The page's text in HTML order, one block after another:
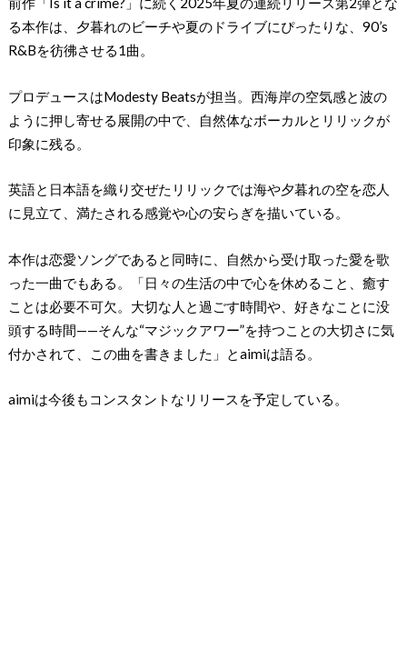
る本作は、夕暮れのビーチや夏のドライブにぴったりな、90’s
R&Bを彷彿させる1曲。
プロデュースはModesty Beatsが担当。西海岸の空気感と波の
ように押し寄せる展開の中で、自然体なボーカルとリリックが
印象に残る。
英語と日本語を織り交ぜたリリックでは海や夕暮れの空を恋人
に見立て、満たされる感覚や心の安らぎを描いている。
本作は恋愛ソングであると同時に、自然から受け取った愛を歌
った一曲でもある。「日々の生活の中で心を休めること、癒す
ことは必要不可欠。大切な人と過ごす時間や、好きなことに没
頭する時間——そんな“マジックアワー”を持つことの大切さに気
付かされて、この曲を書きました」とaimiは語る。
aimiは今後もコンスタントなリリースを予定している。